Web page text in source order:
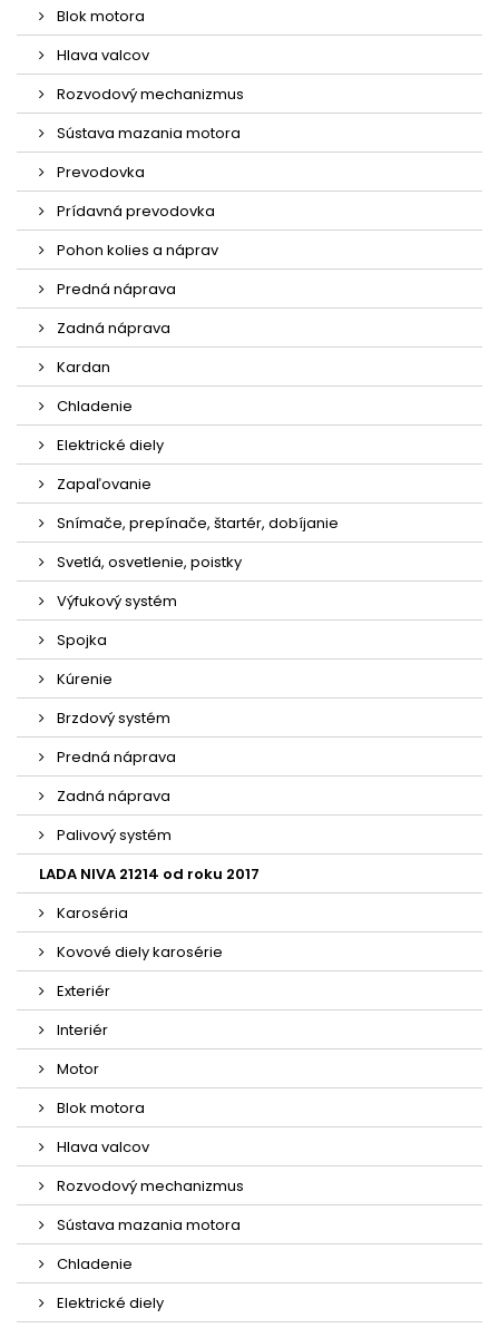
Blok motora
Hlava valcov
Rozvodový mechanizmus
Sústava mazania motora
Prevodovka
Prídavná prevodovka
Pohon kolies a náprav
Predná náprava
Zadná náprava
Kardan
Chladenie
Elektrické diely
Zapaľovanie
Snímače, prepínače, štartér, dobíjanie
Svetlá, osvetlenie, poistky
Výfukový systém
Spojka
Kúrenie
Brzdový systém
Predná náprava
Zadná náprava
Palivový systém
LADA NIVA 21214 od roku 2017
Karoséria
Kovové diely karosérie
Exteriér
Interiér
Motor
Blok motora
Hlava valcov
Rozvodový mechanizmus
Sústava mazania motora
Chladenie
Elektrické diely